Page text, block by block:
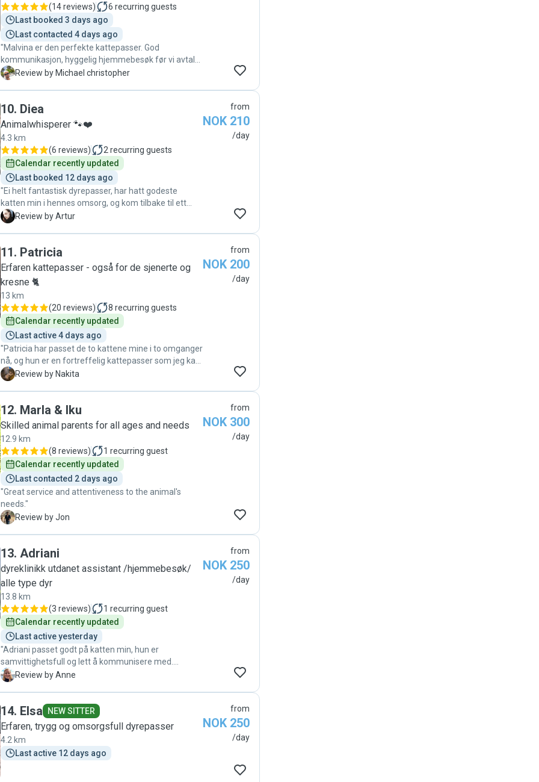
(14 reviews) 6 recurring guests
Last booked 3 days ago
Last contacted 4 days ago
"Malvina er den perfekte kattepasser. God
kommunikasjon, hyggelig hjemmebesøk før vi avtalte
pass og sender masse fine bilder fra besøket.
ønsker Malvina som kattepasser. "
M Review by Michael christopher
10. Diea
Animalwhisperer 🐾❤️
4.3 km
(6 reviews) 2 recurring guests
Calendar recently updated
Last booked 12 days ago
"Ei helt fantastisk dyrepasser, har hatt godeste
katten min i hennes omsorg, og kom tilbake til ett
kjempe glad og fornøyd katt. kunne aldri hatt ett
oppdateringer, er nesten som katten savner henne
nå😊😊 anbefales sterkt!💪"
A Review by Artur
from
NOK 210
/day
11. Patricia
Erfaren kattepasser - også for de sjenerte og
kresne 🐈
13 km
(20 reviews) 8 recurring guests
Calendar recently updated
Last active 4 days ago
"Patricia har passet de to kattene mine i to omganger
nå, og hun er en fortreffelig kattepasser som jeg kan
anbefale på det varmeste! Ikke bare følger hun
kattesand). Hun informerte meg også straks en av
kattene hadde kastet opp, sendte bilde, men med
forsikringer om at det nok ikke var noe alvorlig
(hårball). Kattene opplevdes rolige, og fornøyde etter
å ha blitt passet på av Patricia, uten tegn til stress. "
N Review by Nakita
from
NOK 200
/day
12. Marla & Iku
Skilled animal parents for all ages and needs
12.9 km
(8 reviews) 1 recurring guest
Calendar recently updated
Last contacted 2 days ago
"Great service and attentiveness to the animal's
needs."
J
Review by Jon
from
NOK 300
/day
13. Adriani
dyreklinikk utdanet assistant /hjemmebesøk/
alle type dyr
13.8 km
(3 reviews) 1 recurring guest
Calendar recently updated
Last active yesterday
"Adriani passet godt på katten min, hun er
samvittighetsfull og lett å kommunisere med.
Anbefaler gjerne! 😊"
A Review by Anne
from
NOK 250
/day
14. Elsa NEW SITTER
Erfaren, trygg og omsorgsfull dyrepasser
4.2 km
Last active 12 days ago
from
NOK 250
/day